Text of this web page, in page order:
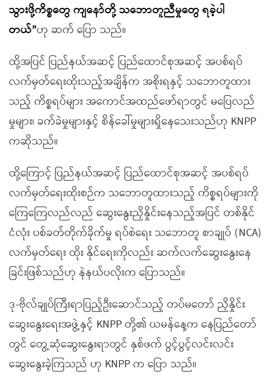
သွားဖို့ကိစ္စတွေ ကျနော်တို့ သဘောတူညီမှုတွေ ရခဲ့ပါ
တယ်”ဟု ဆက် ပြော သည်။
ထို့အပြင် ပြည်နယ်အဆင့် ပြည်ထောင်စုအဆင့် အပစ်ရပ်
လက်မှတ်ရေးထိုးသည့်အချိန်က အစိုးရနှင့် သဘောတူထား
သည့် ကိစ္စရပ်များ အကောင်အထည်ဖော်ရာတွင် မပြေလည်
မှုများ၊ ခက်ခဲမှုများနှင့် စိန်ခေါ်မှုများရှိနေသေးသည်ဟု KNPP
ကဆိုသည်။
ထို့ကြောင့် ပြည်နယ်အဆင့် ပြည်ထောင်စုအဆင့် အပစ်ရပ်
လက်မှတ်ရေးထိုးစဉ်က သဘောတူထားသည့် ကိစ္စရပ်များကို
ကြေကြေလည်လည် ဆွေးနွေးညှိနှိုင်းနေသည့်အပြင် တစ်နိုင်
ငံလုံး ပစ်ခတ်တိုက်ခိုက်မှု ရပ်စဲရေး သဘောတူ စာချုပ် (NCA)
လက်မှတ်ရေး ထိုး နိုင်ရေးကိုလည်း ဆက်လက်ဆွေးနွေးနေ
ခြင်းဖြစ်သည်ဟု နဲနယ်ပလိုးက ပြောသည်။
ဒု-ဗိုလ်ချုပ်ကြီးရာပြည့်ဦးဆောင်သည့် တပ်မတော် ညှိနှိုင်း
ဆွေးနွေးရေးအဖွဲ့နှင့် KNPP တို့၏ ယမန်နေ့က နေပြည်တော်
တွင် တွေ့ဆုံဆွေးနွေးရာတွင် နှစ်ဖက် ပွင့်ပွင့်လင်းလင်း
ဆွေးနွေးခဲ့ကြသည် ဟု KNPP က ပြော သည်။